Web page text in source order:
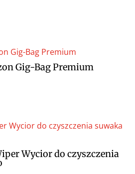
Gig-Bag Premium
Wycior do czyszczenia